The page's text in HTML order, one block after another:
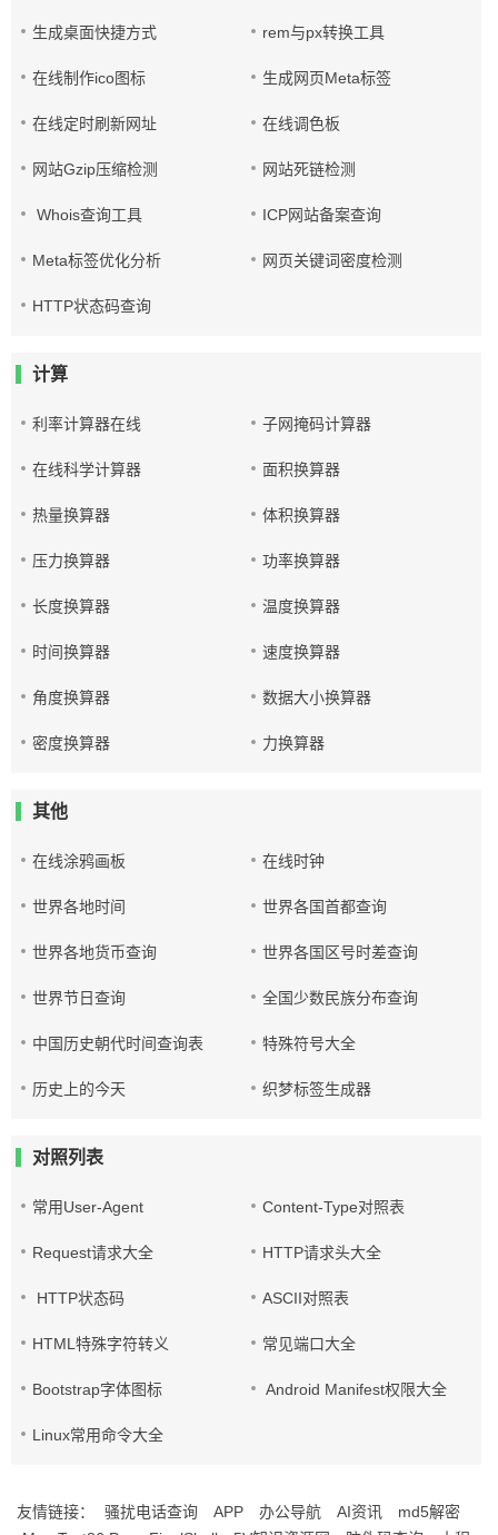
生成桌面快捷方式 rem与px转换工具
在线制作ico图标 生成网页Meta标签
在线定时刷新网址 在线调色板
网站Gzip压缩检测 网站死链检测
Whois查询工具 ICP网站备案查询
Meta标签优化分析 网页关键词密度检测
HTTP状态码查询
计算
利率计算器在线 子网掩码计算器
在线科学计算器 面积换算器
热量换算器 体积换算器
压力换算器 功率换算器
长度换算器 温度换算器
时间换算器 速度换算器
角度换算器 数据大小换算器
密度换算器 力换算器
其他
在线涂鸦画板 在线时钟
世界各地时间 世界各国首都查询
世界各地货币查询 世界各国区号时差查询
世界节日查询 全国少数民族分布查询
中国历史朝代时间查询表 特殊符号大全
历史上的今天 织梦标签生成器
对照列表
常用User-Agent Content-Type对照表
Request请求大全 HTTP请求头大全
HTTP状态码 ASCII对照表
HTML特殊字符转义 常见端口大全
Bootstrap字体图标 Android Manifest权限大全
Linux常用命令大全
友情链接： 骚扰电话查询 APP 办公导航 AI资讯
md5解密